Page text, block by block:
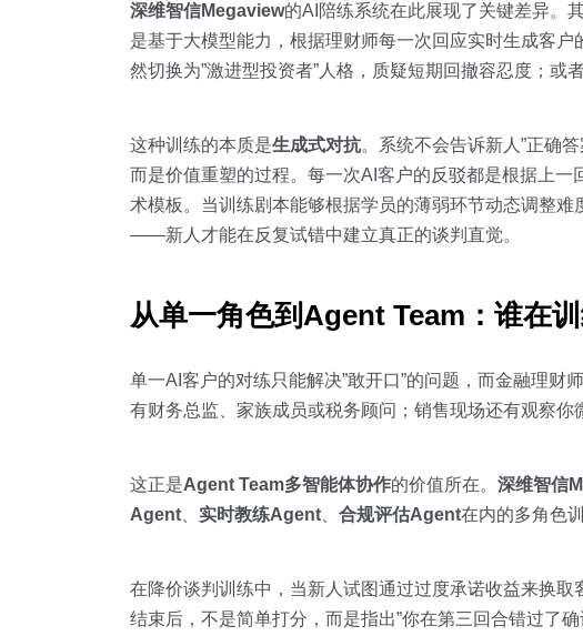
深维智信Megaview的AI陪练系统在此展现了关键差异。
是基于大模型能力，根据理财师每一次回应实时生成客
然切换为”激进型投资者”人格，质疑短期回撤容忍度；或
这种训练的本质是生成式对抗。系统不会告诉新人”正确
而是价值重塑的过程。每一次AI客户的反驳都是根据上
术模板。当训练剧本能够根据学员的薄弱环节动态调整
——新人才能在反复试错中建立真正的谈判直觉。
从单一角色到Agent Team：谁在
单一AI客户的对练只能解决”敢开口”的问题，而金融理
有财务总监、家族成员或税务顾问；销售现场还有观察你
这正是Agent Team多智能体协作的价值所在。 深维智信
Agent
实时教练Agent 合规评估Agent在内的多角色训
在降价谈判训练中，当新人试图通过过度承诺收益来换
结束后，不是简单打分，而是指出”你在第三回合错过了